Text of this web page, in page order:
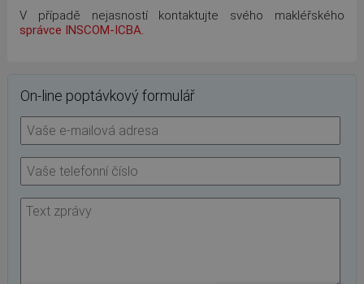
V případě nejasností kontaktujte svého makléřského
správce INSCOM-ICBA.
On-line poptávkový formulář